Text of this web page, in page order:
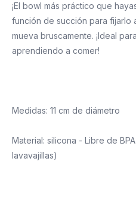
¡El bowl más práctico que
función de succión para fijarlo
mueva bruscamente. ¡Ideal
aprendiendo a comer!
Medidas: 11 cm de diámetro
Material: silicona - Libre de
lavavajillas)